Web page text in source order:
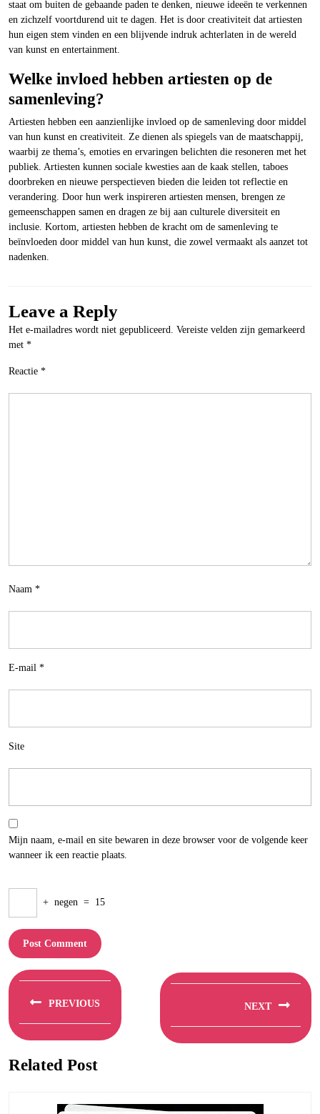
staat om buiten de gebaande paden te denken, nieuwe ideeën te verkennen
en zichzelf voortdurend uit te dagen. Het is door creativiteit dat artiesten
hun eigen stem vinden en een blijvende indruk achterlaten in de wereld
van kunst en entertainment.
Welke invloed hebben artiesten op de
samenleving?
Artiesten hebben een aanzienlijke invloed op de samenleving door middel
van hun kunst en creativiteit. Ze dienen als spiegels van de maatschappij,
waarbij ze thema’s, emoties en ervaringen belichten die resoneren met het
publiek. Artiesten kunnen sociale kwesties aan de kaak stellen, taboes
doorbreken en nieuwe perspectieven bieden die leiden tot reflectie en
verandering. Door hun werk inspireren artiesten mensen, brengen ze
gemeenschappen samen en dragen ze bij aan culturele diversiteit en
inclusie. Kortom, artiesten hebben de kracht om de samenleving te
beïnvloeden door middel van hun kunst, die zowel vermaakt als aanzet tot
nadenken.
Leave a Reply
Het e-mailadres wordt niet gepubliceerd. Vereiste velden zijn gemarkeerd
met *
Reactie *
Naam *
E-mail *
Site
Mijn naam, e-mail en site bewaren in deze browser voor de volgende keer
wanneer ik een reactie plaats.
+ negen = 15
Berichtnavigatie
PREVIOUS
post:
NEXT
post:
Related Post